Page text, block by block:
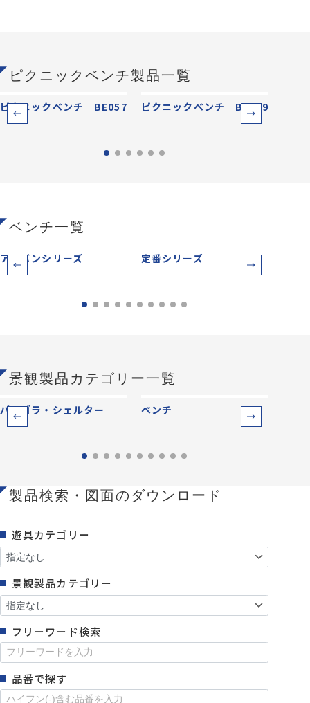
ピクニックベンチ製品一覧
ピクニックベンチ BE057 ピクニックベンチ BE059
ベンチ一覧
アーバンシリーズ 定番シリーズ
景観製品カテゴリー一覧
パーゴラ・シェルター ベンチ
製品検索・図面のダウンロード
遊具カテゴリー
景観製品カテゴリー
フリーワード検索
品番で探す